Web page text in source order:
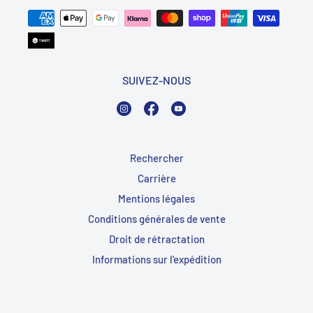
SUIVEZ-NOUS
InstagramFacebook
Rechercher
Carrière
Mentions légales
Conditions générales de vente
Droit de rétractation
Informations sur l'expédition